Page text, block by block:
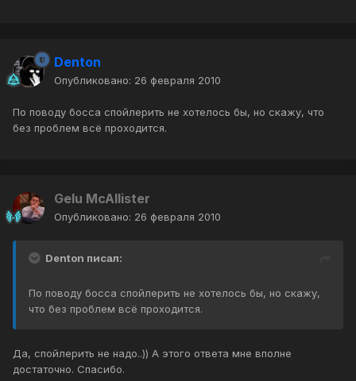
Denton
Опубликовано: 26 февраля 2010
По поводу босса спойлерить не хотелось бы, но скажу, что
без проблем всё проходится.
Gelu McAllister
Опубликовано: 26 февраля 2010
Denton писал:
По поводу босса спойлерить не хотелось бы, но скажу,
что без проблем всё проходится.
Да, спойлерить не надо..)) А этого ответа мне вполне
достаточно. Спасибо.